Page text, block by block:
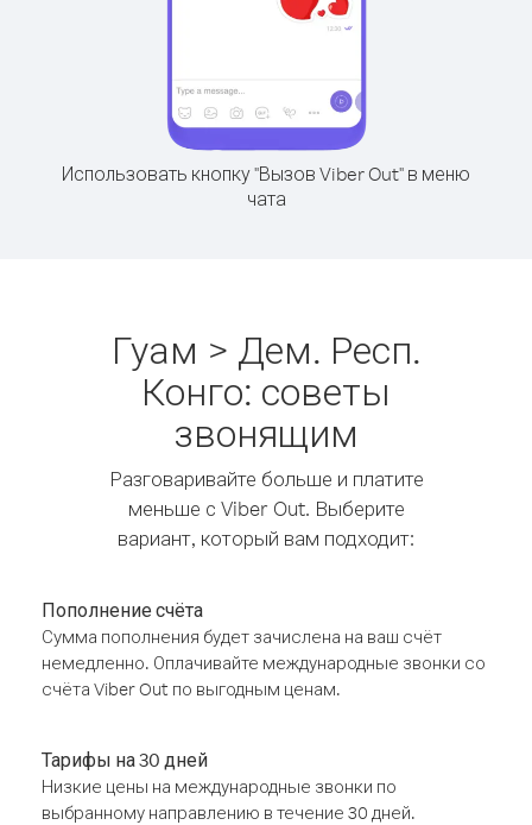
Использовать кнопку "Вызов Viber Out" в меню
чата
Гуам > Дем. Респ.
Конго: советы
звонящим
Разговаривайте больше и платите
меньше с Viber Out. Выберите
вариант, который вам подходит:
Пополнение счёта
Сумма пополнения будет зачислена на ваш счёт
немедленно. Оплачивайте международные звонки со
счёта Viber Out по выгодным ценам.
Тарифы на 30 дней
Низкие цены на международные звонки по
выбранному направлению в течение 30 дней.